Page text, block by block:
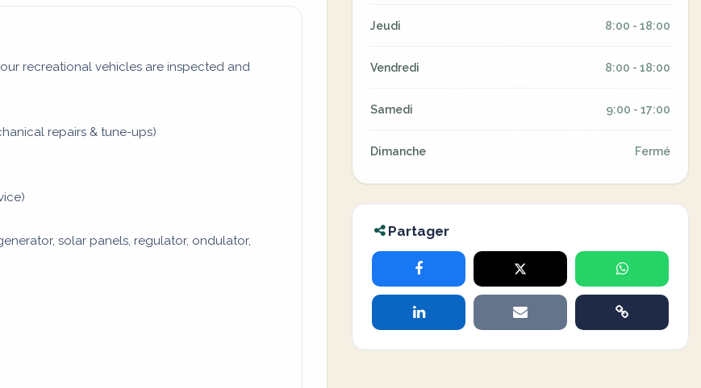
recreational vehicles are inspected and
repairs & tune-ups)
solar panels, regulator, ondulator,
Jeudi 8:00 - 18:00
Vendredi 8:00 - 18:00
Samedi 9:00 - 17:00
Dimanche Fermé
Partager